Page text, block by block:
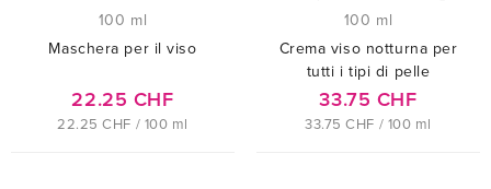
100 ml
Maschera per il viso
22.25 CHF
22.25 CHF / 100 ml
100 ml
Crema viso notturna per
tutti i tipi di pelle
33.75 CHF
33.75 CHF / 100 ml